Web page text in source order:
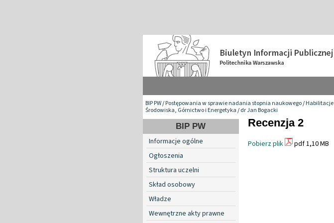
BIP PW/Postępowania w sprawie nadania stopnia naukowego/Habilitacje
Środowiska, Górnictwo i Energetyka/dr Jan Bogacki
BIP PW
Informacje ogólne
Ogłoszenia
Struktura uczelni
Skład osobowy
Władze
Wewnętrzne akty prawne
Recenzja 2
Pobierz plik pdf 1,10 MB